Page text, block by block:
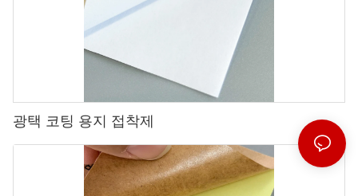
광택 코팅 용지 접착제